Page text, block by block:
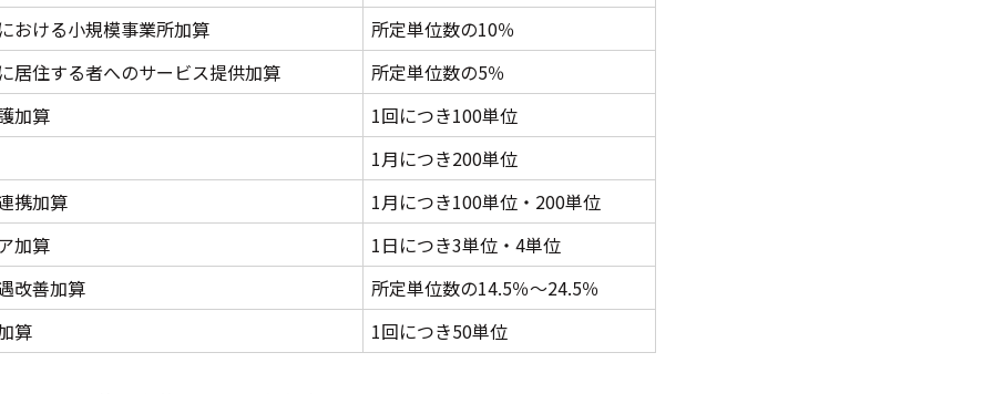
おける小規模事業所加算
所定単位数の10％
居住する者へのサービス提供加算
所定単位数の5％
加算
1回につき100単位
1月につき200単位
携加算
1月につき100単位・200単位
加算
1日につき3単位・4単位
改善加算
所定単位数の14.5％〜24.5％
算
1回につき50単位